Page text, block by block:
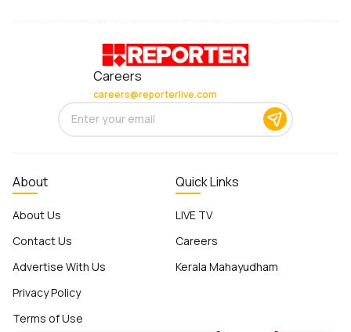
Careers
careers@reporterlive.com
About
About Us
Contact Us
Advertise With Us
Privacy Policy
Terms of Use
Quick Links
LIVE TV
Careers
Kerala Mahayudham